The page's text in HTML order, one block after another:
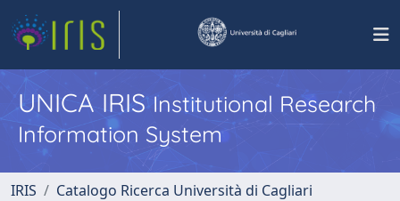
UNICA IRISInstitutional Research
Information System
IRIS
Catalogo Ricerca Università di Cagliari